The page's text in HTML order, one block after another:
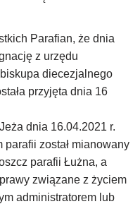
Parafian, że dnia
z urzędu
diecezjalnego
przyjęta dnia 16
dnia 16.04.2021 r.
został mianowany
parafii Łużna, a
związane z życiem
administratorem lub